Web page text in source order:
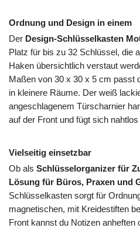
Ordnung und Design in einem
Der Design-Schlüsselkasten
Platz für bis zu 32 Schlüssel, die
Haken übersichtlich verstaut
Maßen von 30 x 30 x 5 cm passt
in kleinere Räume. Der weiß
angeschlagenem Türscharnier
auf der Front und fügt sich
Vielseitig einsetzbar
Ob als Schlüsselorganizer für
Lösung für Büros, Praxen und
Schlüsselkasten sorgt für
magnetischen, mit Kreidestiften
Front kannst du Notizen anheften